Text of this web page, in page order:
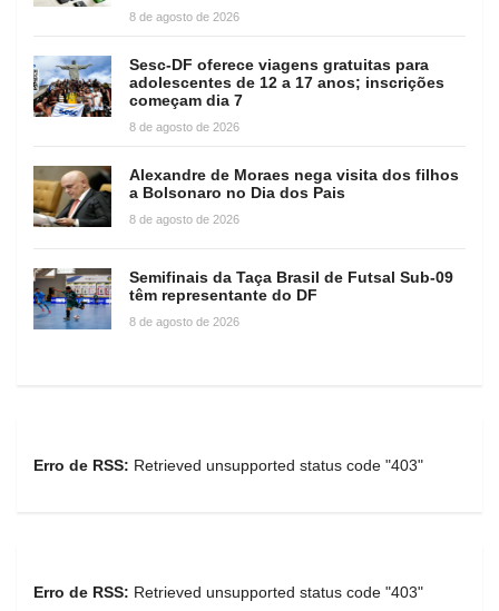
8 de agosto de 2026
Sesc-DF oferece viagens gratuitas para
adolescentes de 12 a 17 anos; inscrições
começam dia 7
8 de agosto de 2026
Alexandre de Moraes nega visita dos filhos
a Bolsonaro no Dia dos Pais
8 de agosto de 2026
Semifinais da Taça Brasil de Futsal Sub-09
têm representante do DF
8 de agosto de 2026
Erro de RSS: Retrieved unsupported status code "403"
Erro de RSS: Retrieved unsupported status code "403"